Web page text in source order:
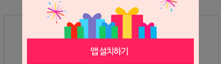
문의 후 주문 바랍니다.